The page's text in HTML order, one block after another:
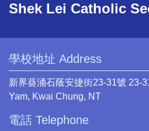
Shek Lei Catholic
學校地址 Address
新界葵涌石蔭安捷街23-31號 23-
Yam, Kwai Chung, NT
電話 Telephone